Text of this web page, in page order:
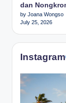
dan
by Joana Wongso
July 25, 2026
Instagram